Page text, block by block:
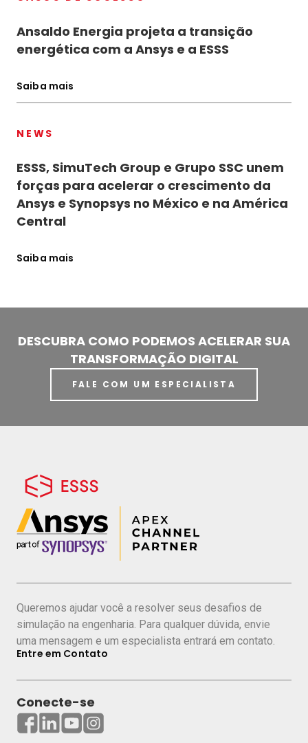
Ansaldo Energia projeta a transição
energética com a Ansys e a ESSS
Saiba mais
NEWS
ESSS, SimuTech Group e Grupo SSC unem
forças para acelerar o crescimento da
Ansys e Synopsys no México e na América
Central
Saiba mais
DESCUBRA COMO PODEMOS ACELERAR SUA
TRANSFORMAÇÃO DIGITAL
FALE COM UM ESPECIALISTA
Queremos ajudar você a resolver seus desafios de
simulação na engenharia. Para qualquer dúvida, envie
uma mensagem e um especialista entrará em contato.
Entre em Contato
Conecte-se